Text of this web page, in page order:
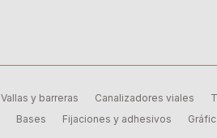
Vallas y barreras Canalizadores viales
Bases Fijaciones y adhesivos